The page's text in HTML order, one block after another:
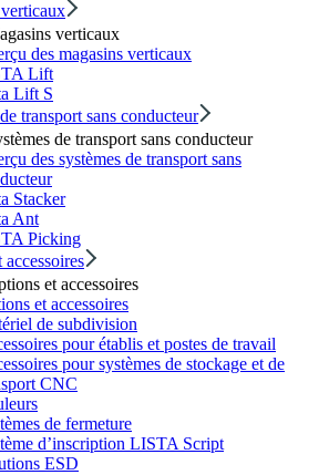
verticaux
des magasins verticaux
Lift
Lift S
transport sans conducteur
de transport sans conducteur
des systèmes de transport sans
Stacker
Ant
Picking
et accessoires
et accessoires
de subdivision
pour établis et postes de travail
pour systèmes de stockage et de
CNC
de fermeture
d’inscription LISTA Script
ESD